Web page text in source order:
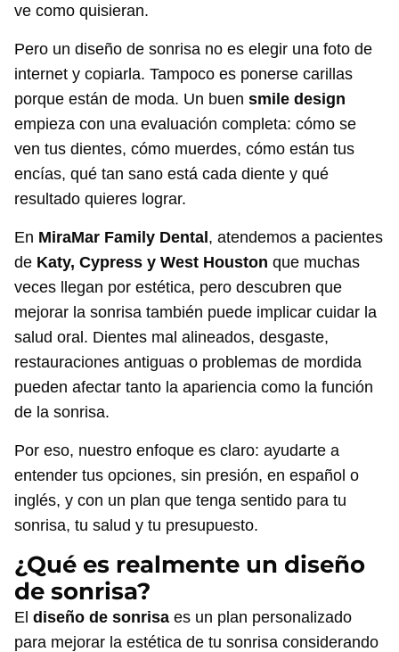
ve como quisieran.
Pero un diseño de sonrisa no es elegir una foto de
internet y copiarla. Tampoco es ponerse carillas
porque están de moda. Un buen smile design
empieza con una evaluación completa: cómo se
ven tus dientes, cómo muerdes, cómo están tus
encías, qué tan sano está cada diente y qué
resultado quieres lograr.
En MiraMar Family Dental, atendemos a pacientes
de Katy, Cypress y West Houston que muchas
veces llegan por estética, pero descubren que
mejorar la sonrisa también puede implicar cuidar la
salud oral. Dientes mal alineados, desgaste,
restauraciones antiguas o problemas de mordida
pueden afectar tanto la apariencia como la función
de la sonrisa.
Por eso, nuestro enfoque es claro: ayudarte a
entender tus opciones, sin presión, en español o
inglés, y con un plan que tenga sentido para tu
sonrisa, tu salud y tu presupuesto.
¿Qué es realmente un diseño
de sonrisa?
El diseño de sonrisa es un plan personalizado
para mejorar la estética de tu sonrisa considerando